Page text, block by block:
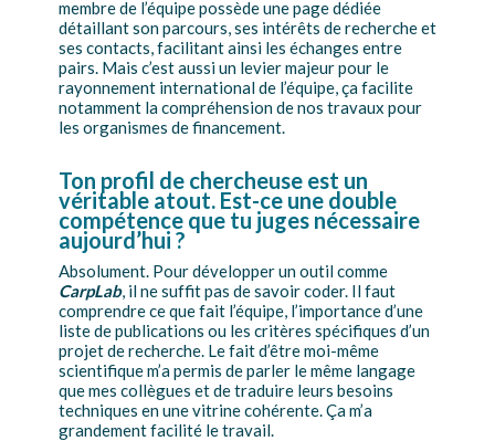
membre de l’équipe possède une page dédiée
détaillant son parcours, ses intérêts de recherche et
ses contacts, facilitant ainsi les échanges entre
pairs. Mais c’est aussi un levier majeur pour le
rayonnement international de l’équipe, ça facilite
notamment la compréhension de nos travaux pour
les organismes de financement.
Ton profil de chercheuse est un
véritable atout. Est-ce une double
compétence que tu juges nécessaire
aujourd’hui ?
Absolument. Pour développer un outil comme
CarpLab, il ne suffit pas de savoir coder. Il faut
comprendre ce que fait l’équipe, l’importance d’une
liste de publications ou les critères spécifiques d’un
projet de recherche. Le fait d’être moi-même
scientifique m’a permis de parler le même langage
que mes collègues et de traduire leurs besoins
techniques en une vitrine cohérente. Ça m’a
grandement facilité le travail.